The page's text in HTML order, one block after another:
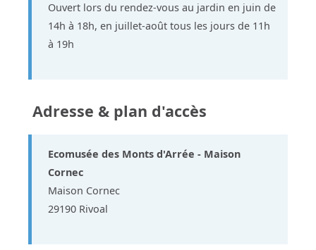
Ouvert lors du rendez-vous au jardin en juin de
14h à 18h, en juillet-août tous les jours de 11h
à 19h
Adresse & plan d'accès
Ecomusée des Monts d'Arrée - Maison
Cornec
Maison Cornec
29190 Rivoal